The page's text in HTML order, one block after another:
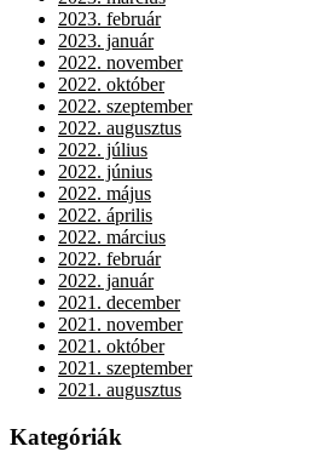
2023. február
2023. január
2022. november
2022. október
2022. szeptember
2022. augusztus
2022. július
2022. június
2022. május
2022. április
2022. március
2022. február
2022. január
2021. december
2021. november
2021. október
2021. szeptember
2021. augusztus
Kategóriák